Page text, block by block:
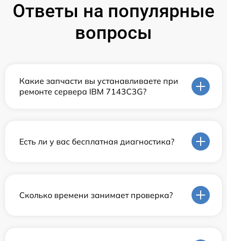
Ответы на популярные
вопросы
Какие запчасти вы устанавливаете при
ремонте сервера IBM 7143C3G?
Есть ли у вас бесплатная диагностика?
Сколько времени занимает проверка?